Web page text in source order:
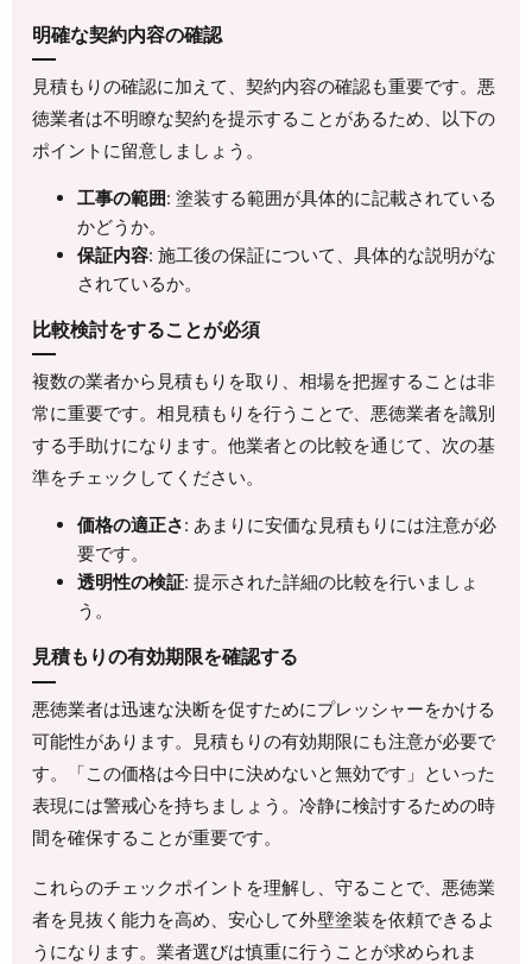
明確な契約内容の確認
見積もりの確認に加えて、契約内容の確認も重要です。悪
徳業者は不明瞭な契約を提示することがあるため、以下の
ポイントに留意しましょう。
工事の範囲: 塗装する範囲が具体的に記載されている
かどうか。
保証内容: 施工後の保証について、具体的な説明がな
されているか。
比較検討をすることが必須
複数の業者から見積もりを取り、相場を把握することは非
常に重要です。相見積もりを行うことで、悪徳業者を識別
する手助けになります。他業者との比較を通じて、次の基
準をチェックしてください。
価格の適正さ: あまりに安価な見積もりには注意が必
要です。
透明性の検証: 提示された詳細の比較を行いましょ
う。
見積もりの有効期限を確認する
悪徳業者は迅速な決断を促すためにプレッシャーをかける
可能性があります。見積もりの有効期限にも注意が必要で
す。「この価格は今日中に決めないと無効です」といった
表現には警戒心を持ちましょう。冷静に検討するための時
間を確保することが重要です。
これらのチェックポイントを理解し、守ることで、悪徳業
者を見抜く能力を高め、安心して外壁塗装を依頼できるよ
うになります。業者選びは慎重に行うことが求められま